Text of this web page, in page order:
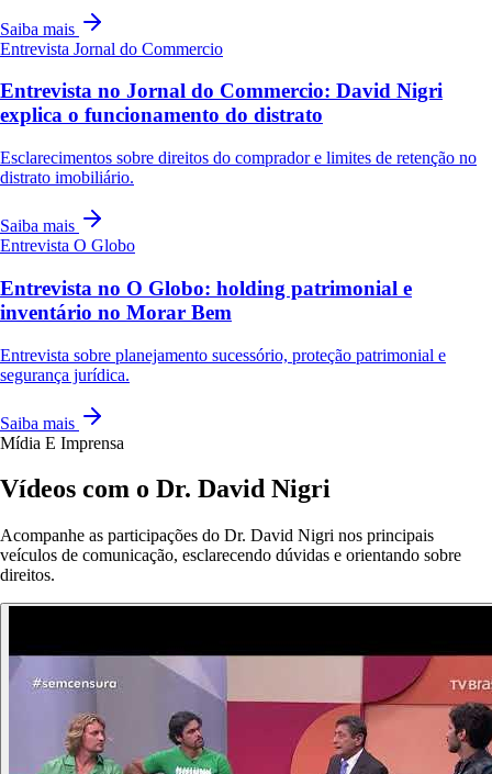
Saiba mais
Entrevista Jornal do Commercio
Entrevista no Jornal do Commercio: David Nigri
explica o funcionamento do distrato
Esclarecimentos sobre direitos do comprador e limites de retenção no
distrato imobiliário.
Saiba mais
Entrevista O Globo
Entrevista no O Globo: holding patrimonial e
inventário no Morar Bem
Entrevista sobre planejamento sucessório, proteção patrimonial e
segurança jurídica.
Saiba mais
Mídia E Imprensa
Vídeos com o Dr. David Nigri
Acompanhe as participações do Dr. David Nigri nos principais
veículos de comunicação, esclarecendo dúvidas e orientando sobre
direitos.